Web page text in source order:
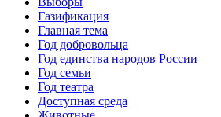
Газификация
Главная тема
Год добровольца
Год единства народов России
Год семьи
Год театра
Доступная среда